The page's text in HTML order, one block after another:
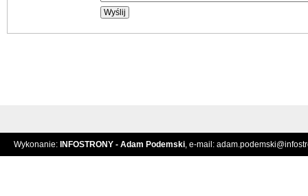
Wykonanie: INFOSTRONY - Adam Podemski, e-mail: